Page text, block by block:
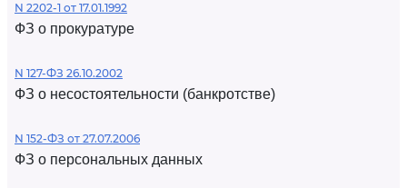
N 2202-1 от 17.01.1992
ФЗ о прокуратуре
N 127-ФЗ 26.10.2002
ФЗ о несостоятельности (банкротстве)
N 152-ФЗ от 27.07.2006
ФЗ о персональных данных